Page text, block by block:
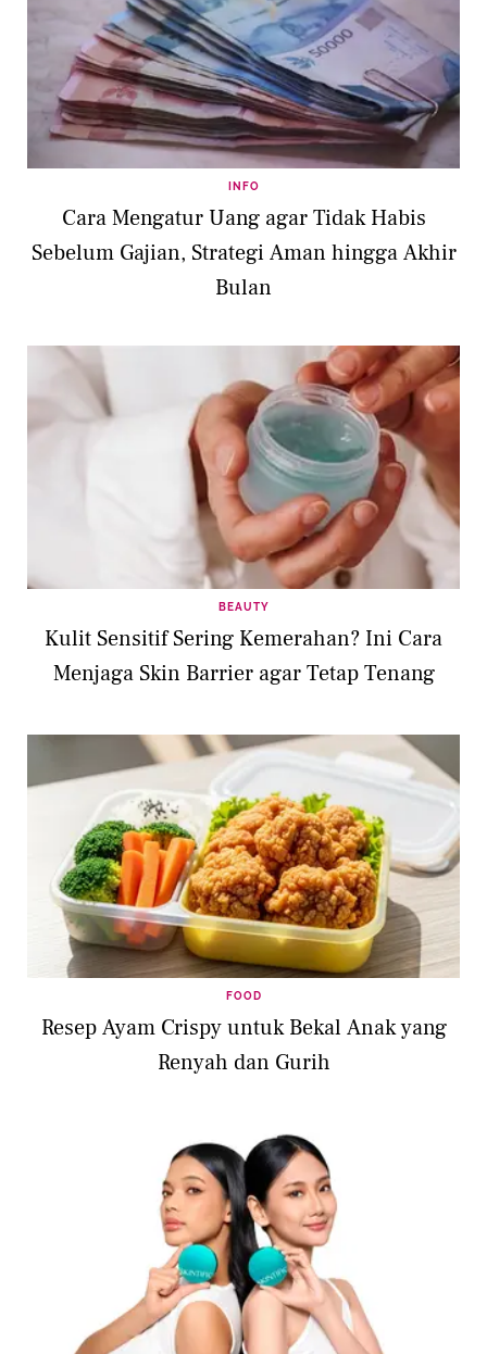
INFO
Cara Mengatur Uang agar Tidak Habis
Sebelum Gajian, Strategi Aman hingga Akhir
Bulan
BEAUTY
Kulit Sensitif Sering Kemerahan? Ini Cara
Menjaga Skin Barrier agar Tetap Tenang
FOOD
Resep Ayam Crispy untuk Bekal Anak yang
Renyah dan Gurih